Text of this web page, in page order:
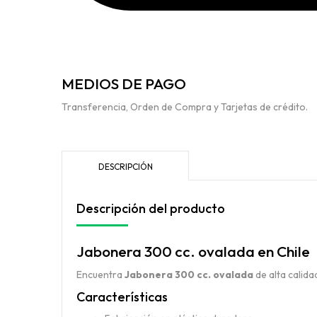
MEDIOS DE PAGO
Transferencia, Orden de Compra y Tarjetas de crédito.
DESCRIPCIÓN
Descripción del producto
Jabonera 300 cc. ovalada en Chile
Encuentra Jabonera 300 cc. ovaladade alta
Características